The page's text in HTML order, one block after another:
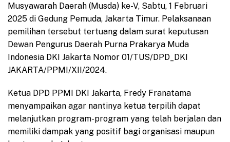
Musyawarah Daerah (Musda) ke-V, Sabtu, 1 Februari
2025 di Gedung Pemuda, Jakarta Timur. Pelaksanaan
pemilihan tersebut tertuang dalam surat keputusan
Dewan Pengurus Daerah Purna Prakarya Muda
Indonesia DKI Jakarta Nomor 01/TUS/DPD_DKI
JAKARTA/PPMI/XII/2024.
Ketua DPD PPMI DKI Jakarta, Fredy Franatama
menyampaikan agar nantinya ketua terpilih dapat
melanjutkan program-program yang telah berjalan dan
memiliki dampak yang positif bagi organisasi maupun